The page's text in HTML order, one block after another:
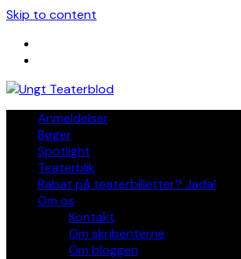
Skip to content
Anmeldelser
Bøger
Spotlight
Teaterblik
Rabat på teaterbilletter? Jada!
Om os
Kontakt
Om skribenterne
Om bloggen